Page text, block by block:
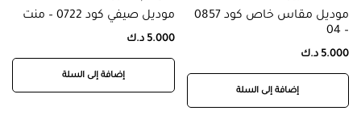
موديل مقاس خاص كود 0857
– 04
5.000 د.ك
إضافة إلى السلة
موديل صيفي كود 0722 – منت
5.000 د.ك
إضافة إلى السلة